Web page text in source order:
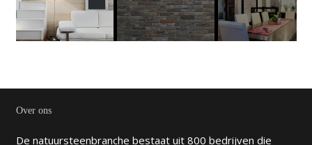
Over ons
De natuursteenbranche bestaat uit 800 bedrijven die